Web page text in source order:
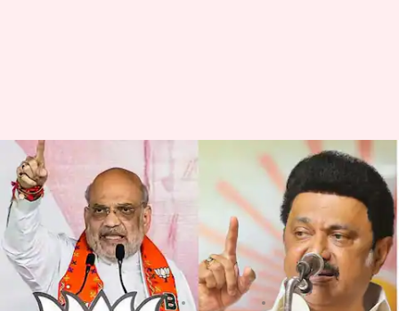
NEP, இந்தி சர்ச்சைக்கு
மத்தியில் முதல்வர்
ஸ்டாலினின் 'LKG'
கருத்துக்கு அமித்ஷா
பதிலடி
எழுதியவர் Venkatalakshmi V Mar 07, 2025 02:19 pm